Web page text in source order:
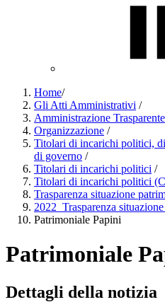
Home/
Gli Atti Amministrativi /
Amministrazione Trasparente
Organizzazione /
Titolari di incarichi politici,
di governo /
Titolari di incarichi politici /
Titolari di incarichi politici
Trasparenza situazione
2022_Trasparenza
Patrimoniale Papini
Patrimoniale
Dettagli della notizia